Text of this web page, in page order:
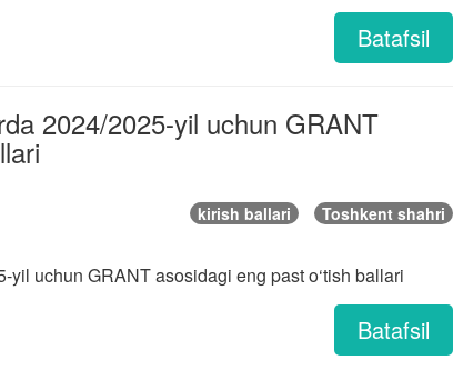
Batafsil
2024/2025-yil uchun GRANT
kirish ballari Toshkent shahri
uchun GRANT asosidagi eng past o‘tish ballari
Batafsil